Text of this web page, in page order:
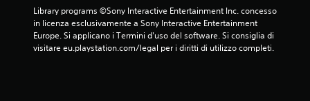
Library programs ©Sony Interactive Entertainment Inc. concesso
in licenza esclusivamente a Sony Interactive Entertainment
Europe. Si applicano i Termini d'uso del software. Si consiglia di
visitare eu.playstation.com/legal per i diritti di utilizzo completi.